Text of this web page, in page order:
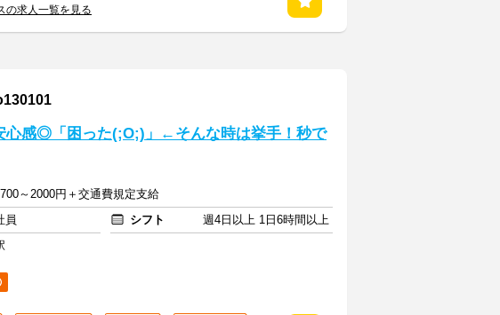
の求人一覧を見る
心感◎「困った(;O;)」←そんな時は挙手！秒で
～2000円＋交通費規定支給
員 シフト
週4日以上 1日6時間以上